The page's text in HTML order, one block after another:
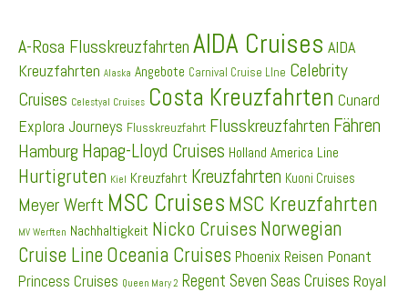
A-Rosa Flusskreuzfahrten AIDA Cruises AIDA
Kreuzfahrten Alaska Angebote Carnival Cruise LIne Celebrity
Cruises Celestyal Cruises Costa Kreuzfahrten Cunard
Explora Journeys Flusskreuzfahrt Flusskreuzfahrten Fähren
Hamburg Hapag-Lloyd Cruises Holland America Line
Hurtigruten Kiel Kreuzfahrt Kreuzfahrten Kuoni Cruises
Meyer Werft MSC Cruises MSC Kreuzfahrten
MV Werften Nachhaltigkeit Nicko Cruises Norwegian
Cruise Line Oceania Cruises Phoenix Reisen Ponant
Princess Cruises Queen Mary 2 Regent Seven Seas Cruises Royal